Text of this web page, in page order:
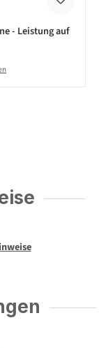
- Leistung auf